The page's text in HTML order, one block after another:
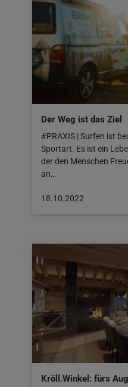
Der Weg ist das Ziel
#PRAXIS | Surfen ist
Sportart. Es ist ein
der den Menschen
an…
Beitrag
18.10.2022
Kröll.Winkel: fürs